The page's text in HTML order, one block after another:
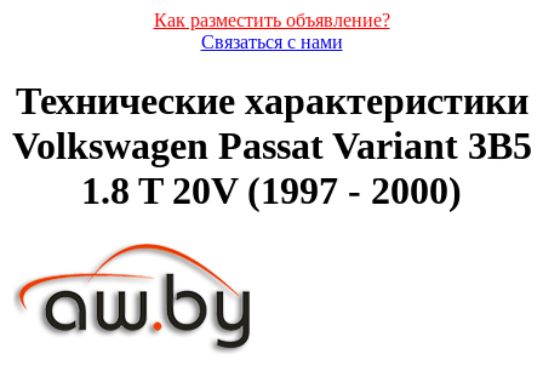
Как разместить объявление?
Связаться с нами
Технические характеристики
Volkswagen Passat Variant 3B5
1.8 T 20V (1997 - 2000)